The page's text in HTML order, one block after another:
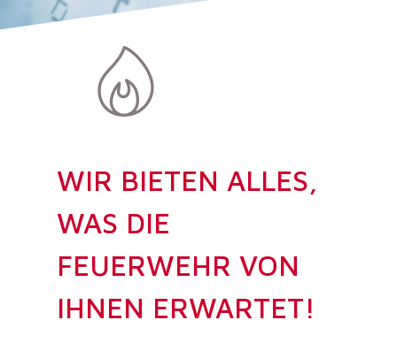
WIR BIETEN ALLES,
WAS DIE
FEUERWEHR VON
IHNEN ERWARTET!